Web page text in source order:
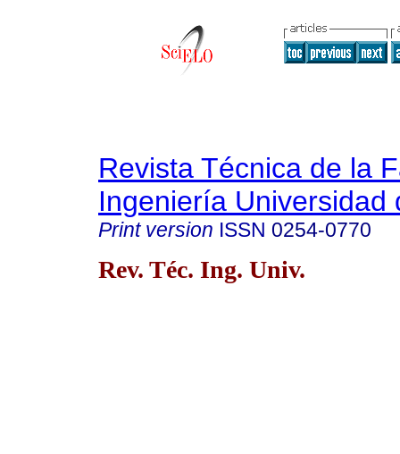
Revista Técnica de la
Ingeniería Universidad
Print version ISSN 0254-0770
Rev. Téc. Ing. Univ.